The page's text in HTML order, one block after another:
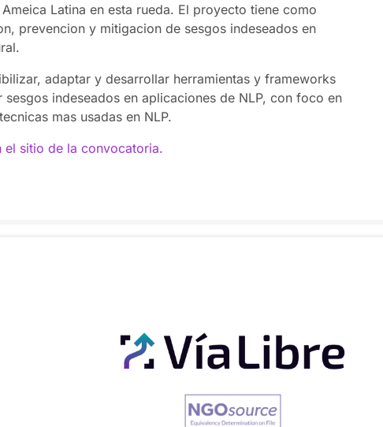
Latina en esta rueda. El proyecto tiene como
prevencion y mitigacion de sesgos indeseados en
adaptar y desarrollar herramientas y frameworks
indeseados en aplicaciones de NLP, con foco en
mas usadas en NLP.
el sitio de la convocatoria.